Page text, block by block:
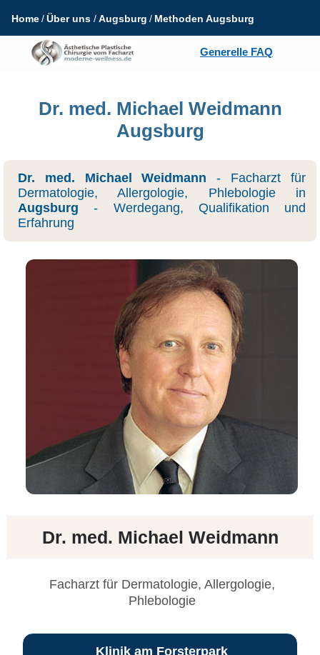
Generelle FAQ
Home Über uns Augsburg Methoden Augsburg
Dr. med. Michael Weidmann
Augsburg
Dr. med. Michael Weidmann - Facharzt für
Dermatologie, Allergologie, Phlebologie in
Augsburg - Werdegang, Qualifikation und
Erfahrung
Dr. med. Michael Weidmann
Facharzt für Dermatologie, Allergologie,
Phlebologie
Klinik am Forsterpark